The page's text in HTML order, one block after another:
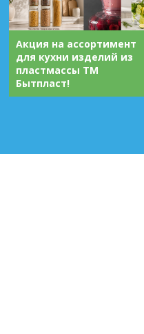
Акция на ассортимент
для кухни изделий из
пластмассы ТМ
Бытпласт!